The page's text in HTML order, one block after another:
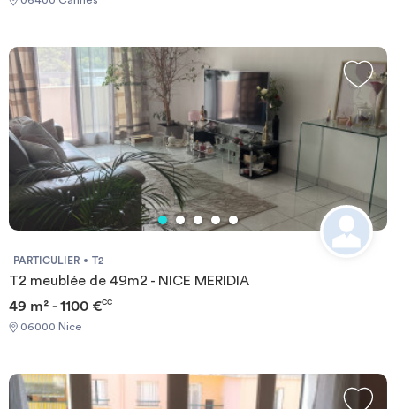
Barème des honoraires de location : - Zone très tendue : 12.10
€/m² TTC - Zone tendue : 10.09 €/m² TTC - Zone non tendue :
8.07 €/m² TTC - État des lieux : 3.03 €/m² TTC Mentions
légales agence : SARL MRZ Carte professionnelle n° :
CPI75012015000000390 Délivrée par : CCI de Paris Île-de-
France Organisme garant : SOCAF, 26 avenue de Suffren, 75015
PARIS
PARTICULIER T2
T2 meublée de 49m2 - NICE MERIDIA
49 m² - 1100 €CC
06000 Nice